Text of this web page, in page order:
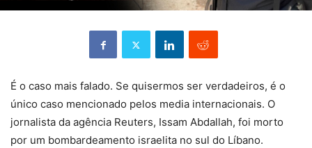
É o caso mais falado. Se quisermos ser verdadeiros, é o
único caso mencionado pelos media internacionais. O
jornalista da agência Reuters, Issam Abdallah, foi morto
por um bombardeamento israelita no sul do Líbano.